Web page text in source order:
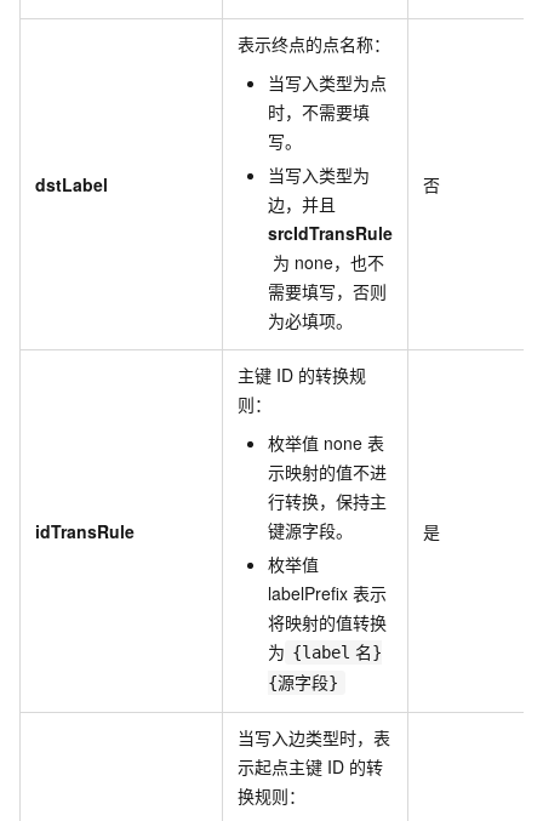
dstLabel
表示终点的点名称：
当写入类型为点
时，不需要填
写。
当写入类型为
边，并且
srcIdTransRule
为 none，也不
需要填写，否则
为必填项。
否
idTransRule
主键 ID 的转换规
则：
枚举值 none 表
示映射的值不进
行转换，保持主
键源字段。
枚举值
labelPrefix 表示
将映射的值转换
为 {label 名}
{源字段}
是
当写入边类型时，表
示起点主键 ID 的转
换规则：